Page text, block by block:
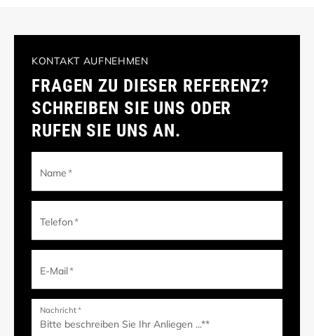
KONTAKT AUFNEHMEN
FRAGEN ZU DIESER REFERENZ?
SCHREIBEN SIE UNS ODER
RUFEN SIE UNS AN.
Name*
Telefon*
E-Mail*
Nachricht*